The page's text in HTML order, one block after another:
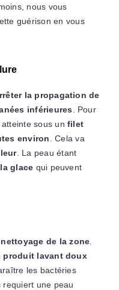
nous vous
guérison en vous
la propagation de
inférieures . Pour
sous un filet
environ . Cela va
. La peau étant
glace qui peuvent
nettoyage de la zone
produit lavant doux
les bactéries
requiert une peau